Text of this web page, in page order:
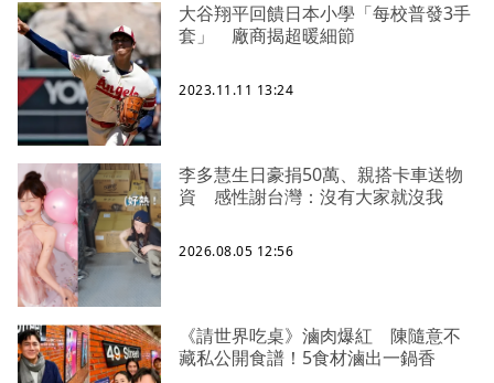
大谷翔平回饋日本小學「每校普發3手
套」 廠商揭超暖細節
2023.11.11 13:24
李多慧生日豪捐50萬、親搭卡車送物
資 感性謝台灣：沒有大家就沒我
2026.08.05 12:56
《請世界吃桌》滷肉爆紅 陳隨意不
藏私公開食譜！5食材滷出一鍋香